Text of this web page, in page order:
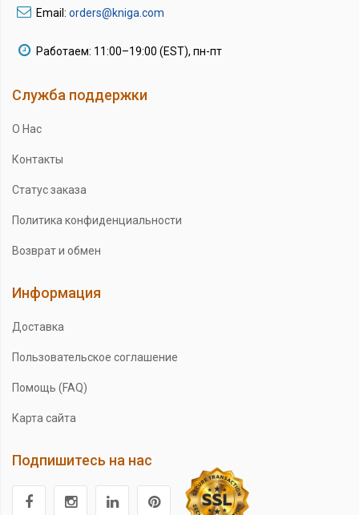
Email: orders@kniga.com
Работаем: 11:00–19:00 (EST), пн-пт
Служба поддержки
О Нас
Контакты
Статус заказа
Политика конфиденциальности
Возврат и обмен
Информация
Доставка
Пользовательское соглашение
Помощь (FAQ)
Карта сайта
Подпишитесь на нас